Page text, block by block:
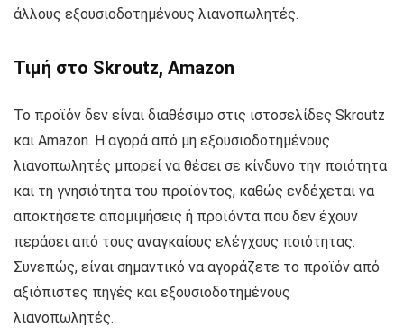
άλλους εξουσιοδοτημένους λιανοπωλητές.
Τιμή στο Skroutz, Amazon
Το προϊόν δεν είναι διαθέσιμο στις ιστοσελίδες Skroutz
και Amazon. Η αγορά από μη εξουσιοδοτημένους
λιανοπωλητές μπορεί να θέσει σε κίνδυνο την ποιότητα
και τη γνησιότητα του προϊόντος, καθώς ενδέχεται να
αποκτήσετε απομιμήσεις ή προϊόντα που δεν έχουν
περάσει από τους αναγκαίους ελέγχους ποιότητας.
Συνεπώς, είναι σημαντικό να αγοράζετε το προϊόν από
αξιόπιστες πηγές και εξουσιοδοτημένους
λιανοπωλητές.